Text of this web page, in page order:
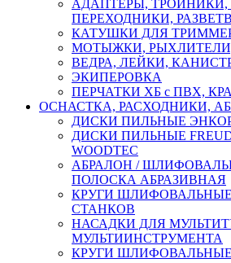
АДАПТЕРЫ,
ПЕРЕХОДНИКИ,
КАТУШКИ ДЛЯ
МОТЫЖКИ,
ВЕДРА, ЛЕЙКИ,
ЭКИПЕРОВКА
ПЕРЧАТКИ ХБ с ПВХ,
ОСНАСТКА, РАСХОДНИКИ,
ДИСКИ ПИЛЬНЫЕ
ДИСКИ ПИЛЬНЫЕ
WOODTEC
АБРАЛОН /
ПОЛОСКА АБРАЗИВНАЯ
КРУГИ
СТАНКОВ
НАСАДКИ ДЛЯ
МУЛЬТИИНСТРУМЕНТА
КРУГИ